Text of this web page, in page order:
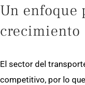
Un enfoque
crecimiento
El sector del
competitivo, por lo